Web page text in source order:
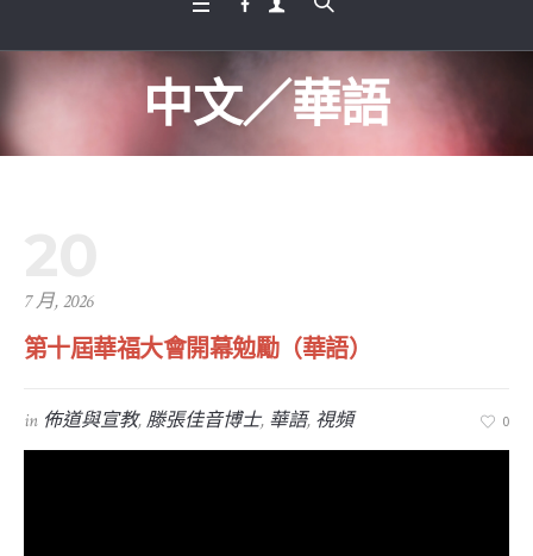
中文／華語
7 月, 2026
第十屆華福大會開幕勉勵（華語）
in 佈道與宣教,滕張佳音博士, 華語, 視頻 0